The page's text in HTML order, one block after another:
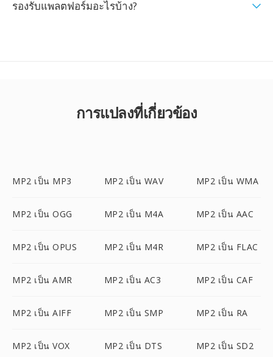
รองรับแพลตฟอร์มอะไรบ้าง?
การแปลงที่เกี่ยวข้อง
MP2 เป็น MP3 MP2 เป็น WAV MP2 เป็น WMA
MP2 เป็น OGG MP2 เป็น M4A MP2 เป็น AAC
MP2 เป็น OPUS MP2 เป็น M4R MP2 เป็น FLAC
MP2 เป็น AMR MP2 เป็น AC3 MP2 เป็น CAF
MP2 เป็น AIFF MP2 เป็น SMP MP2 เป็น RA
MP2 เป็น VOX MP2 เป็น DTS MP2 เป็น SD2